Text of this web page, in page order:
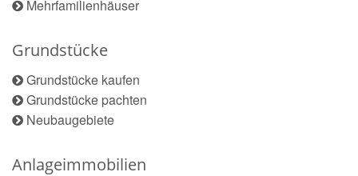
Mehrfamilienhäuser
Grundstücke
Grundstücke kaufen
Grundstücke pachten
Neubaugebiete
Anlageimmobilien